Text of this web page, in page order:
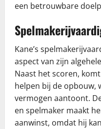
een betrouwbare
Kane’s
aspect van zijn
Naast het scoren,
helpen bij de opbouw,
vermogen aantoont.
en spelmaker maakt
aanwinst, omdat hij